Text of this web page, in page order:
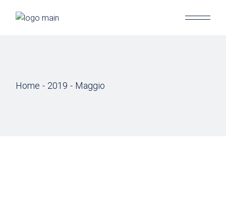
Home 2019 Maggio